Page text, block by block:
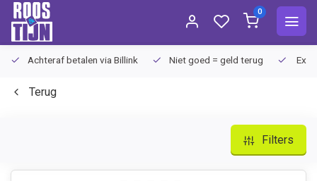
0
Achteraf betalen via Billink Niet goed = geld terug
Terug
Filters